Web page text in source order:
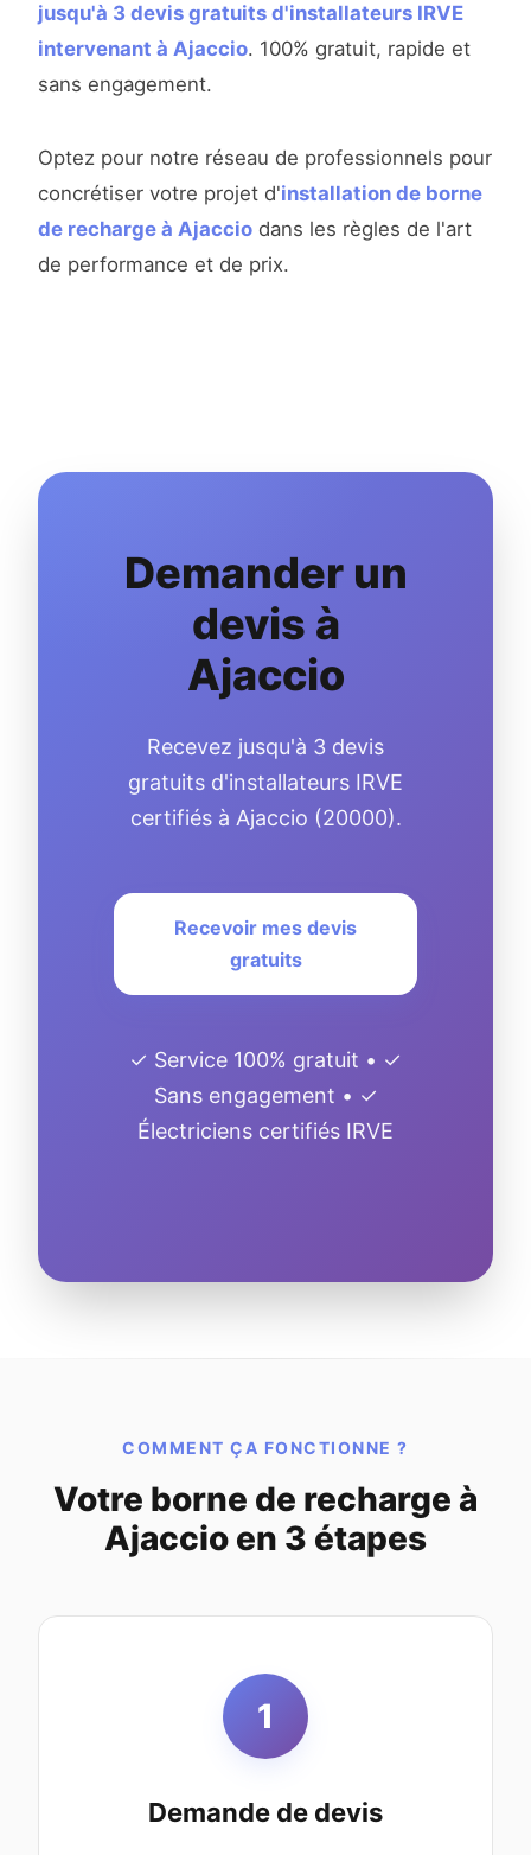
jusqu'à 3 devis gratuits d'installateurs IRVE
intervenant à Ajaccio. 100% gratuit, rapide et
sans engagement.
Optez pour notre réseau de professionnels pour
concrétiser votre projet d'installation de borne
de recharge à Ajaccio dans les règles de l'art
de performance et de prix.
Demander un
devis à
Ajaccio
Recevez jusqu'à 3 devis
gratuits d'installateurs IRVE
certifiés à Ajaccio (20000).
Recevoir mes devis
gratuits
✓ Service 100% gratuit • ✓
Sans engagement • ✓
Électriciens certifiés IRVE
COMMENT ÇA FONCTIONNE ?
Votre borne de recharge à
Ajaccio en 3 étapes
1
Demande de devis